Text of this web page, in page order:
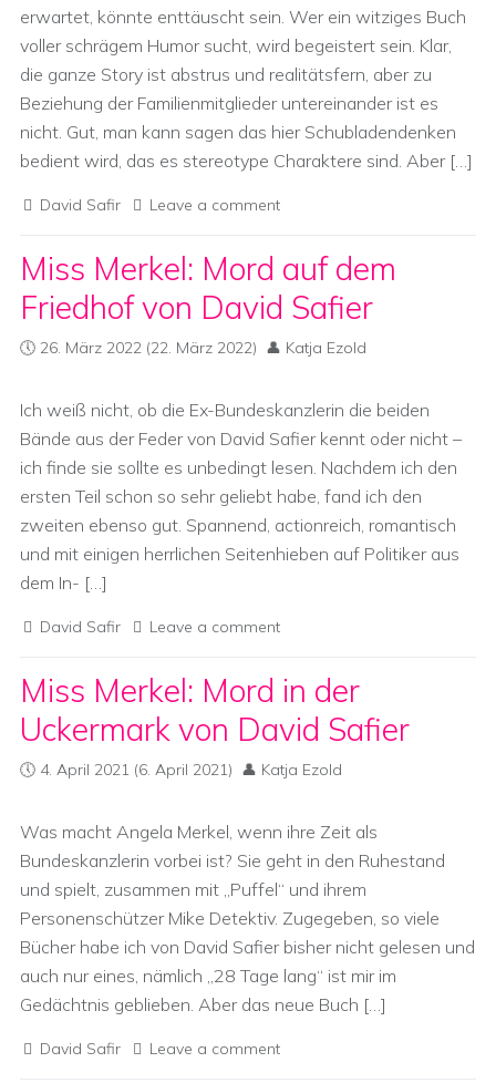
erwartet, könnte enttäuscht sein. Wer ein witziges Buch
voller schrägem Humor sucht, wird begeistert sein. Klar,
die ganze Story ist abstrus und realitätsfern, aber zu
Beziehung der Familienmitglieder untereinander ist es
nicht. Gut, man kann sagen das hier Schubladendenken
bedient wird, das es stereotype Charaktere sind. Aber […]
David Safir Leave a comment
Miss Merkel: Mord auf dem
Friedhof von David Safier
26. März 2022 (22. März 2022) Katja Ezold
Ich weiß nicht, ob die Ex-Bundeskanzlerin die beiden
Bände aus der Feder von David Safier kennt oder nicht –
ich finde sie sollte es unbedingt lesen. Nachdem ich den
ersten Teil schon so sehr geliebt habe, fand ich den
zweiten ebenso gut. Spannend, actionreich, romantisch
und mit einigen herrlichen Seitenhieben auf Politiker aus
dem In- […]
David Safir Leave a comment
Miss Merkel: Mord in der
Uckermark von David Safier
4. April 2021 (6. April 2021) Katja Ezold
Was macht Angela Merkel, wenn ihre Zeit als
Bundeskanzlerin vorbei ist? Sie geht in den Ruhestand
und spielt, zusammen mit „Puffel“ und ihrem
Personenschützer Mike Detektiv. Zugegeben, so viele
Bücher habe ich von David Safier bisher nicht gelesen und
auch nur eines, nämlich „28 Tage lang“ ist mir im
Gedächtnis geblieben. Aber das neue Buch […]
David Safir Leave a comment